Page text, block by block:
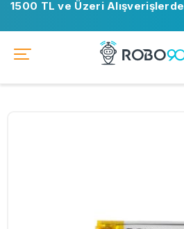
1500 TL ve Üzeri